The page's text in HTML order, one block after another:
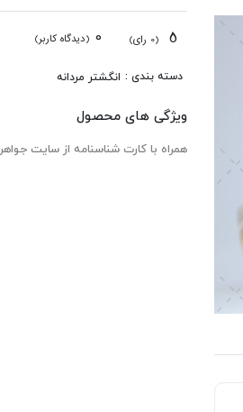
(0 رای) 0 (دیدگاه کاربر)
دسته بندی : انگشتر مردانه
ویژگی های محصول
همراه با کارت شناسنامه از سایت